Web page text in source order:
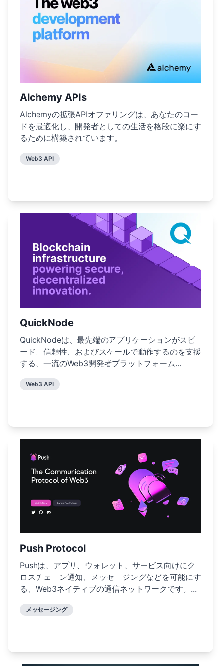
Alchemy APIs
Alchemyの拡張APIオファリングは、あなたのコー
ドを最適化し、開発者としての生活を格段に楽にす
るために構築されています。
Web3 API
QuickNode
QuickNodeは、最先端のアプリケーションがスピ
ード、信頼性、およびスケールで動作するのを支援
する、一流のWeb3開発者プラットフォーム...
Web3 API
Push Protocol
Pushは、アプリ、ウォレット、サービス向けにク
ロスチェーン通知、メッセージングなどを可能にす
る、Web3ネイティブの通信ネットワークです。...
メッセージング